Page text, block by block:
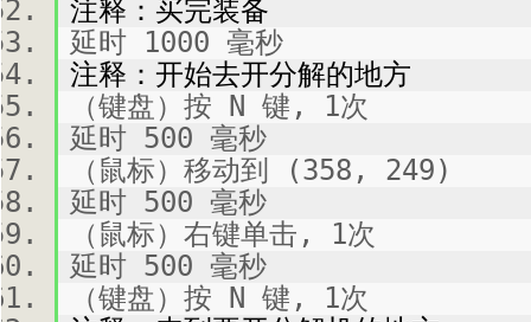
注释：买完装备
延时 1000 毫秒
注释：开始去开分解的地方
（键盘）按 N 键, 1次
延时 500 毫秒
（鼠标）移动到 (358, 249)
延时 500 毫秒
（鼠标）右键单击, 1次
延时 500 毫秒
（键盘）按 N 键, 1次